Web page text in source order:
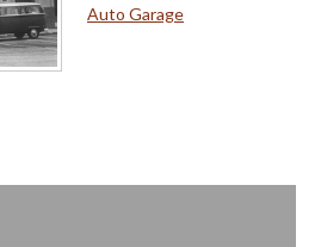
Auto Garage